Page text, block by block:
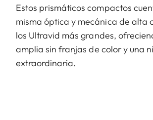
Estos prismáticos compactos
misma óptica y mecánica de alta
los Ultravid más grandes,
amplia sin franjas de color y una
extraordinaria.